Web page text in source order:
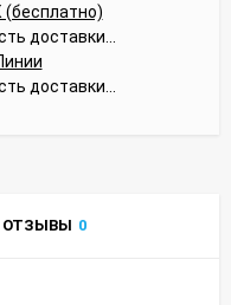
доставки...
доставки...
ОТЗЫВЫ 0